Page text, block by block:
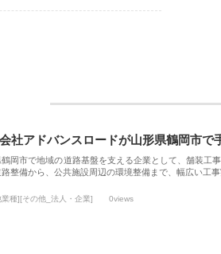
社アドバンスロードが山形県鶴岡市で
鶴岡市で地域の道路基盤を支える企業として、舗装工
路整備から、公共施設周辺の環境整備まで、幅広い工
種][その他_法人・企業] 0views